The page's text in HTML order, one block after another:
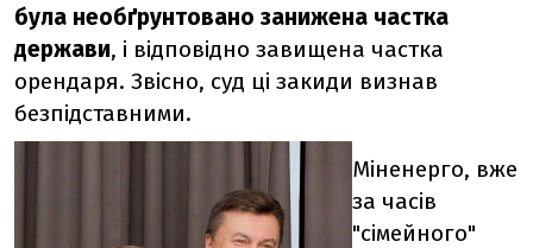
була необґрунтовано занижена частка
держави, і відповідно завищена частка
орендаря. Звісно, суд ці закиди визнав
безпідставними.
Міненерго, вже
за часів
"сімейного"